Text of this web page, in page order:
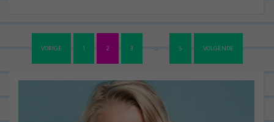
e
r
i
c
VORIGE 1 2 3 … 5 VOLGENDE